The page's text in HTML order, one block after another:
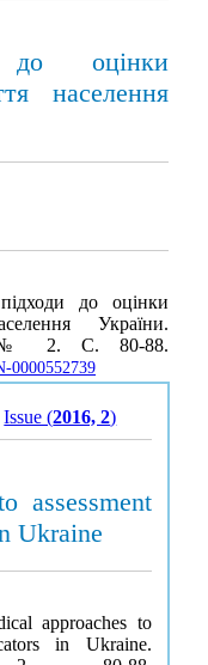
до оцінки
населення
до оцінки
України.
2. С. 80-88.
0000552739
Issue (2016, 2)
assessment
Ukraine
approaches to
in Ukraine.